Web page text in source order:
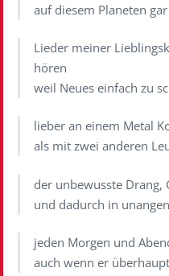
auf diesem Planeten
Lieder meiner
hören
weil Neues einfach zu
lieber an einem Metal
als mit zwei anderen
der unbewusste Drang,
und dadurch in
jeden Morgen und
auch wenn er